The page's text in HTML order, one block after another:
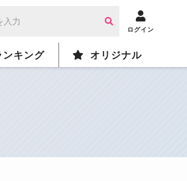
ログイン
ンキング オリジナル